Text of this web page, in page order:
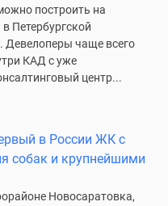
построить на
Петербургской
Девелоперы чаще всего
КАД с уже
центр...
в России ЖК с
собак и крупнейшими
Новосаратовка,